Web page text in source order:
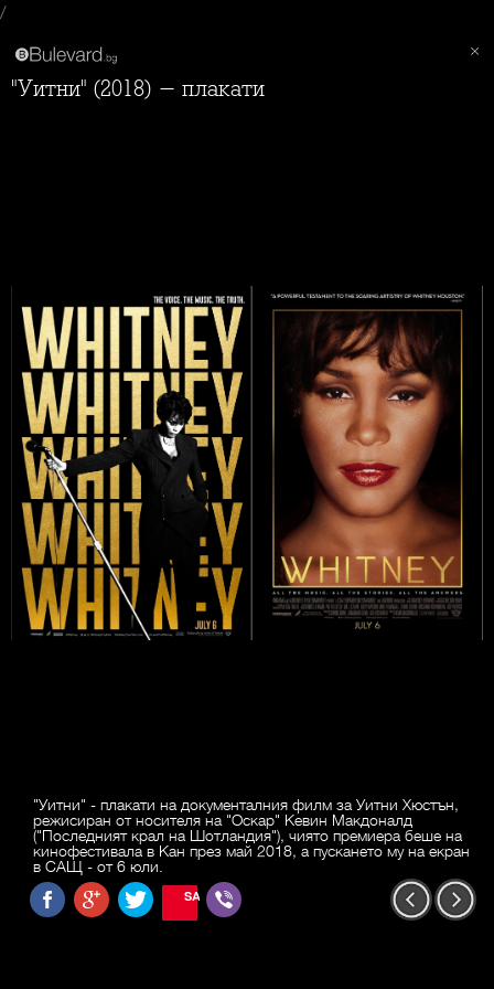
/
"Уитни" (2018) - плакати
"Уитни" - плакати на документалния филм за Уитни Хюстън,
режисиран от носителя на "Оскар" Кевин Макдоналд
("Последният крал на Шотландия"), чиято премиера беше на
кинофестивала в Кан през май 2018, а пускането му на екран
в САЩ - от 6 юли.
SAVE